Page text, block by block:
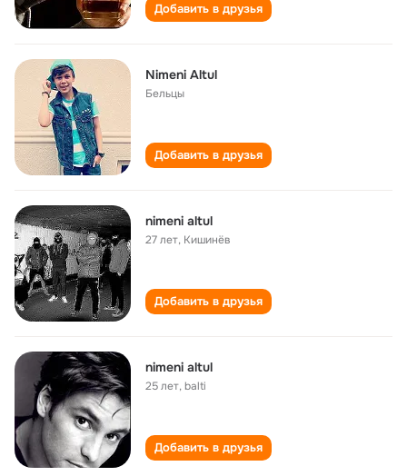
Добавить в друзья
Nimeni Altul
Бельцы
Добавить в друзья
nimeni altul
27 лет, Кишинёв
Добавить в друзья
nimeni altul
25 лет,balti
Добавить в друзья